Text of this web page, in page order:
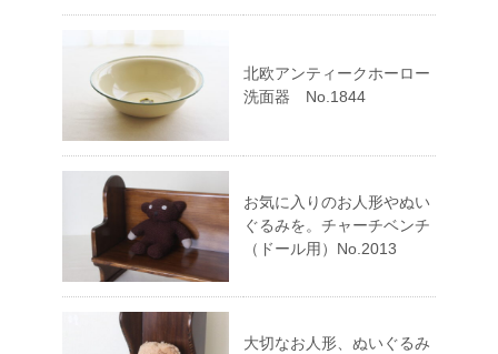
北欧アンティークホーロー
洗面器 No.1844
お気に入りのお人形やぬい
ぐるみを。チャーチベンチ
（ドール用）No.2013
大切なお人形、ぬいぐるみ